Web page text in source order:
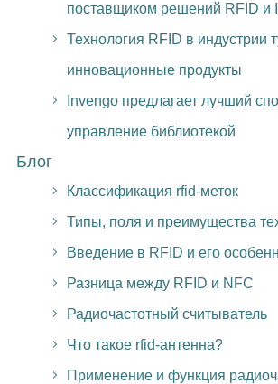
поставщиком решений RFID и
Технология RFID в индустрии
инновационные продукты
Invengo предлагает лучший
управление библиотекой
Блог
Классификация rfid-меток
Типы, поля и преимущества
Введение в RFID и его
Разница между RFID и NFC
Радиочастотный считыватель
Что такое rfid-антенна?
Применение и функция